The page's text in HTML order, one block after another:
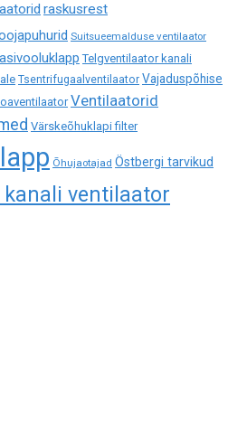
raskusrest
Suitsueemalduse ventilaator
Telgventilaator kanali
Tsentrifugaalventilaator Vajaduspõhise
Ventilaatorid
Värskeõhuklapi filter
Õhujaotajad Östbergi tarvikud
kanali ventilaator